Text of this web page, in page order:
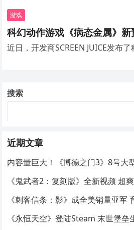
游戏
科幻动作游戏《病态金属》
近日，开发商SCREEN JUICE发布
搜索
近期文章
内容量巨大！《博德之门3》8号大
《鬼武者2：复刻版》全新视频 超
《刺客信条：影》成全美销量亚军
《永恒天空》登陆Steam 末世堡垒